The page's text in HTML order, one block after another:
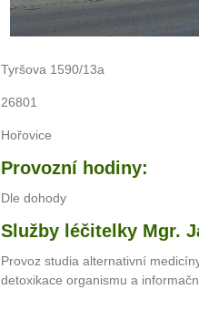
Tyršova 1590/13a
26801
Hořovice
Provozní hodiny:
Dle dohody
Služby léčitelky Mgr.
Provoz studia alternativní
detoxikace organismu a